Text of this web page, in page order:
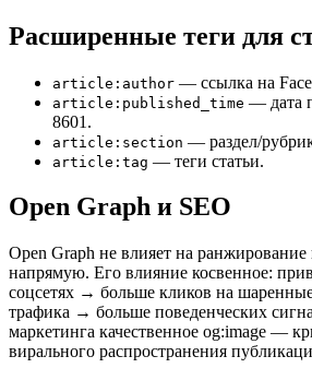
Расширенные теги для
article:author — ссылка на
article:published_time — дата
8601.
article:section — раздел/
article:tag — теги статьи.
Open Graph и SEO
Open Graph не влияет на
напрямую. Его влияние косвенное:
соцсетях → больше кликов на
трафика → больше поведенческих
маркетинга качественное og:image —
вирального распространения